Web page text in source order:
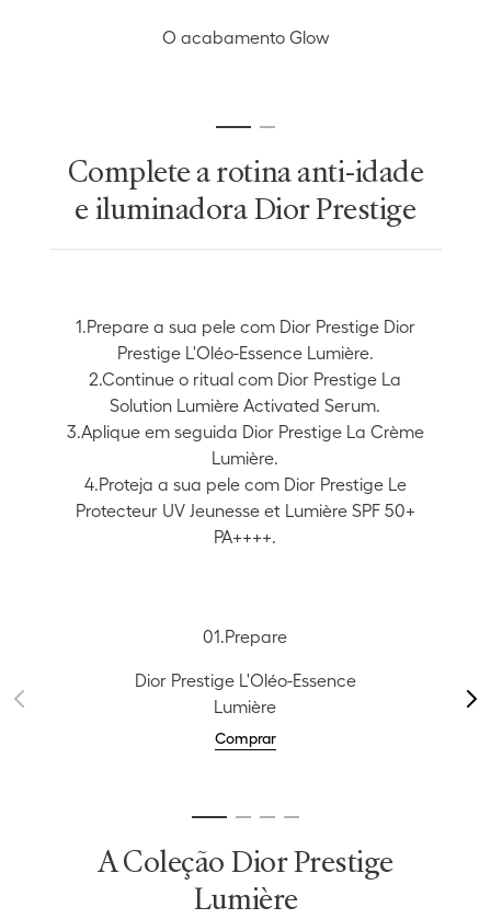
O acabamento Glow
Complete a rotina anti-idade
e iluminadora Dior Prestige
1.Prepare a sua pele com Dior Prestige Dior
Prestige L'Oléo-Essence Lumière.
2.Continue o ritual com Dior Prestige La
Solution Lumière Activated Serum.
3.Aplique em seguida Dior Prestige La Crème
Lumière.
4.Proteja a sua pele com Dior Prestige Le
Protecteur UV Jeunesse et Lumière SPF 50+
PA++++.
01.Prepare
Dior Prestige L'Oléo-Essence
Lumière
Comprar
A Coleção Dior Prestige
Lumière